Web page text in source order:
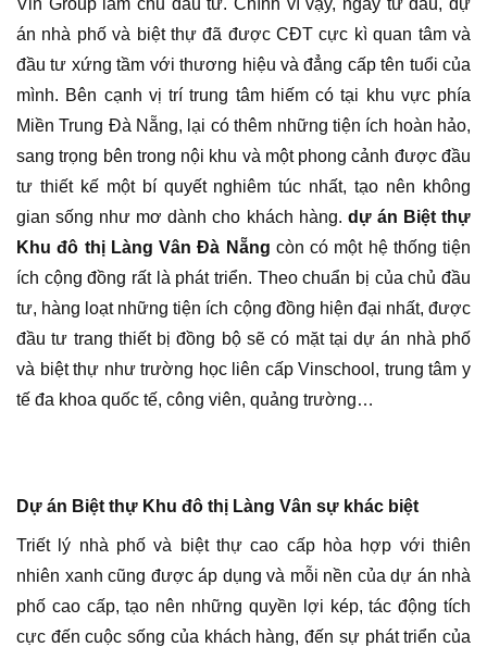
Vin Group làm chủ đầu tư. Chính vì vậy, ngay từ đầu, dự
án nhà phố và biệt thự đã được CĐT cực kì quan tâm và
đầu tư xứng tầm với thương hiệu và đẳng cấp tên tuổi của
mình. Bên cạnh vị trí trung tâm hiếm có tại khu vực phía
Miền Trung Đà Nẵng, lại có thêm những tiện ích hoàn hảo,
sang trọng bên trong nội khu và một phong cảnh được đầu
tư thiết kế một bí quyết nghiêm túc nhất, tạo nên không
gian sống như mơ dành cho khách hàng. dự án Biệt thự
Khu đô thị Làng Vân Đà Nẵng còn có một hệ thống tiện
ích cộng đồng rất là phát triển. Theo chuẩn bị của chủ đầu
tư, hàng loạt những tiện ích cộng đồng hiện đại nhất, được
đầu tư trang thiết bị đồng bộ sẽ có mặt tại dự án nhà phố
và biệt thự như trường học liên cấp Vinschool, trung tâm y
tế đa khoa quốc tế, công viên, quảng trường…
Dự án Biệt thự Khu đô thị Làng Vân sự khác biệt
Triết lý nhà phố và biệt thự cao cấp hòa hợp với thiên
nhiên xanh cũng được áp dụng và mỗi nền của dự án nhà
phố cao cấp, tạo nên những quyền lợi kép, tác động tích
cực đến cuộc sống của khách hàng, đến sự phát triển của